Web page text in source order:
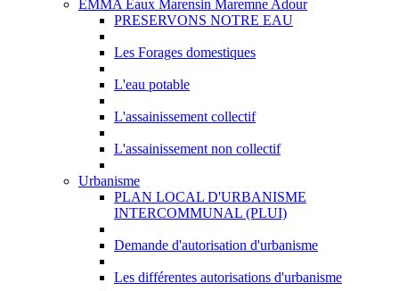
EMMA Eaux Marensin Maremne Adour
PRESERVONS NOTRE EAU
Les Forages domestiques
L'eau potable
L'assainissement collectif
L'assainissement non collectif
Urbanisme
PLAN LOCAL D'URBANISME
INTERCOMMUNAL (PLUI)
Demande d'autorisation d'urbanisme
Les différentes autorisations d'urbanisme